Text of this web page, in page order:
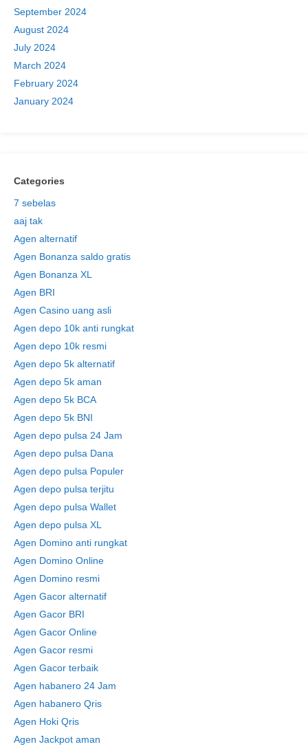
September 2024
August 2024
July 2024
March 2024
February 2024
January 2024
Categories
7 sebelas
aaj tak
Agen alternatif
Agen Bonanza saldo gratis
Agen Bonanza XL
Agen BRI
Agen Casino uang asli
Agen depo 10k anti rungkat
Agen depo 10k resmi
Agen depo 5k alternatif
Agen depo 5k aman
Agen depo 5k BCA
Agen depo 5k BNI
Agen depo pulsa 24 Jam
Agen depo pulsa Dana
Agen depo pulsa Populer
Agen depo pulsa terjitu
Agen depo pulsa Wallet
Agen depo pulsa XL
Agen Domino anti rungkat
Agen Domino Online
Agen Domino resmi
Agen Gacor alternatif
Agen Gacor BRI
Agen Gacor Online
Agen Gacor resmi
Agen Gacor terbaik
Agen habanero 24 Jam
Agen habanero Qris
Agen Hoki Qris
Agen Jackpot aman